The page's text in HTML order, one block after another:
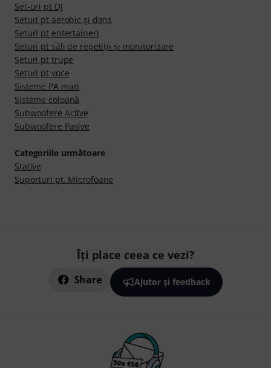
Set-uri pt DJ
Seturi pt aerobic şi dans
Seturi pt entertaineri
Seturi pt săli de repetiţii şi monitorizare
Seturi pt trupe
Seturi pt voce
Sisteme PA mari
Sisteme coloană
Subwoofere Active
Subwoofere Pasive
Categoriile următoare
Stative
Suporturi pt. Microfoane
Îți place ceea ce vezi?
Share Ajutor și feedback